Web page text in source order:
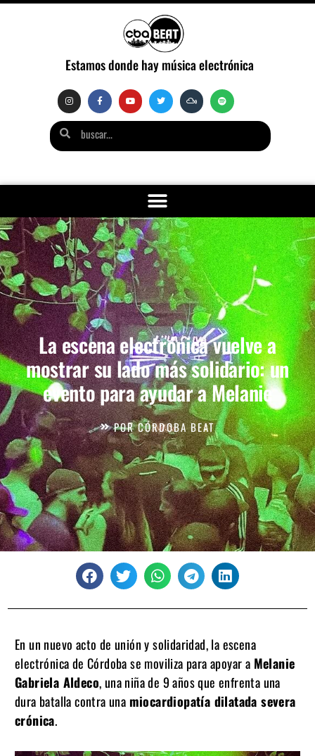
Estamos donde hay música electrónica
La escena electrónica vuelve a
mostrar su lado más solidario: un
evento para ayudar a Melanie
PORCÓRDOBA BEAT
En un nuevo acto de unión y solidaridad, la escena
electrónica de Córdoba se moviliza para apoyar a Melanie
Gabriela Aldeco, una niña de 9 años que enfrenta una
dura batalla contra una miocardiopatía dilatada severa
crónica.